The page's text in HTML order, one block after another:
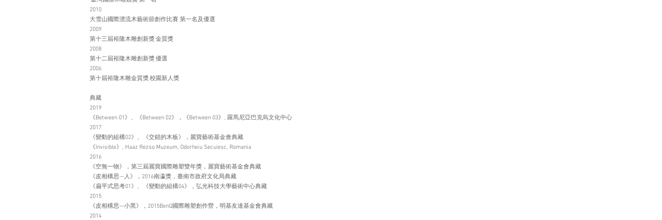
2010
大雪山國際漂流木藝術節創作比賽 第一名及優選
2009
第十三屆裕隆木雕創新獎 金質獎
2008
第十二屆裕隆木雕創新獎 優選
2006
第十屆裕隆木雕金質獎 校園新人獎
典藏
2019
《Between 01》、《Between 02》，《Between 03》, 羅馬尼亞巴克烏文化中心
2017
《變動的組構02》、《交錯的木板》，麗寶藝術基金會典藏
《Invisible》, Haaz Rezso Muzeum, Odorheiu Secuiesc, Romania
2016
《空無一物》，第三屆麗寶國際雕塑雙年獎，麗寶藝術基金會典藏
《皮相構思—人》，2016南瀛獎，臺南市政府文化局典藏
《扁平式思考01》、《變動的組構04》，弘光科技大學藝術中心典藏
2015
《皮相構思—小黑》，2015BenQ國際雕塑創作營，明基友達基金會典藏
2014